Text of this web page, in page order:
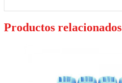
Productos relacionados